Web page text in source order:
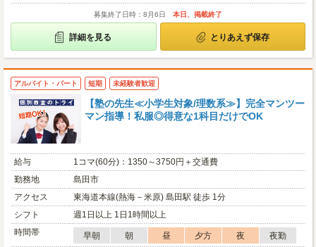
募集終了日時：8月6日 本日、掲載終了
詳細を見る とりあえず保存
アルバイト・パート 短期 未経験者歓迎
【塾の先生≪小学生対象/理数系≫】完全マンツー
マン指導！私服◎得意な1科目だけでOK
給与
1コマ(60分)：1350～3750円＋交通費
勤務地
島田市
アクセス
東海道本線(熱海－米原) 島田駅 徒歩 1分
シフト
週1日以上 1日1時間以上
時間帯
早朝 朝 昼 夕方 夜 夜勤